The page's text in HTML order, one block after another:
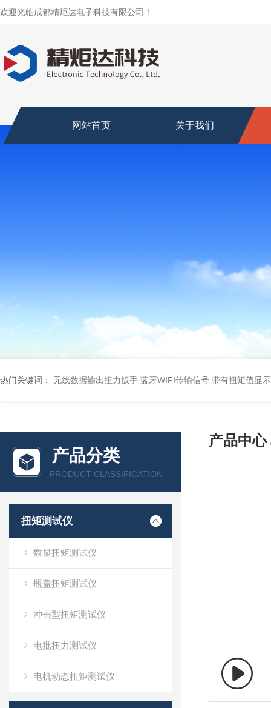
欢迎光临成都精炬达电子科技有限公司！
网站首页 关于我们
热门关键词： 无线数据输出扭力扳手 蓝牙WIFI传输信号 带有扭矩值显
产品分类
PRODUCT CLASSIFICATION
扭矩测试仪
数显扭矩测试仪
瓶盖扭矩测试仪
冲击型扭矩测试仪
电批扭力测试仪
电机动态扭矩测试仪
产品中心